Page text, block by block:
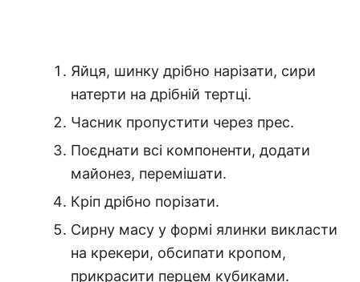
Яйця, шинку дрібно нарізати, сири
натерти на дрібній тертці.
Часник пропустити через прес.
Поєднати всі компоненти, додати
майонез, перемішати.
Кріп дрібно порізати.
Сирну масу у формі ялинки викласти
на крекери, обсипати кропом,
прикрасити перцем кубиками.